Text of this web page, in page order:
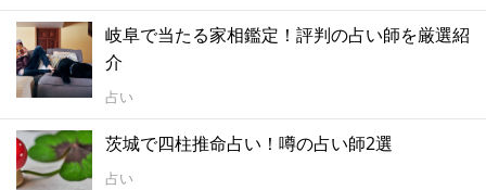
岐阜で当たる家相鑑定！評判の占い師を厳選紹
介
占い
茨城で四柱推命占い！噂の占い師2選
占い